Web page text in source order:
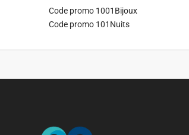
Code promo 1001Bijoux
Code promo 101Nuits